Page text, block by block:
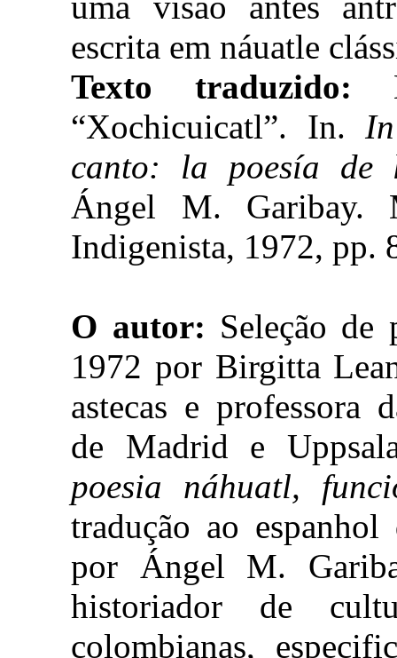
escrita em náuatle
Texto traduzido:
“Xochicuicatl”. In.
canto: la poesía de
Ángel M. Garibay.
Indigenista, 1972, pp.
O autor: Seleção de
1972 por Birgitta
astecas e professora
de Madrid e
poesia náhuatl,
tradução ao
por Ángel M.
historiador de
colombianas,